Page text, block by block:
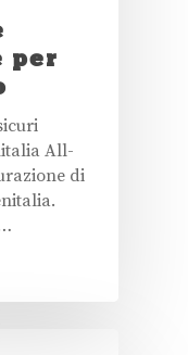
per
All-
di